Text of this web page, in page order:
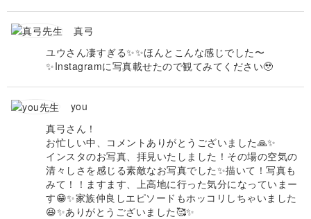
真弓
ユウさん凄すぎる✨✨ほんとこんな感じでした〜
✨Instagramに写真載せたので観てみてください🥹
you
真弓さん！
お忙しい中、コメントありがとうございました🙏✨
インスタのお写真、拝見いたしました！その場の空気の
清々しさを感じる素敵なお写真でした✨描いて！写真も
みて！！ますます、上高地に行った気分になっていまー
す😁✨家族仲良しエピソードもホッコリしちゃいました
😆✨ありがとうございました🥰✨